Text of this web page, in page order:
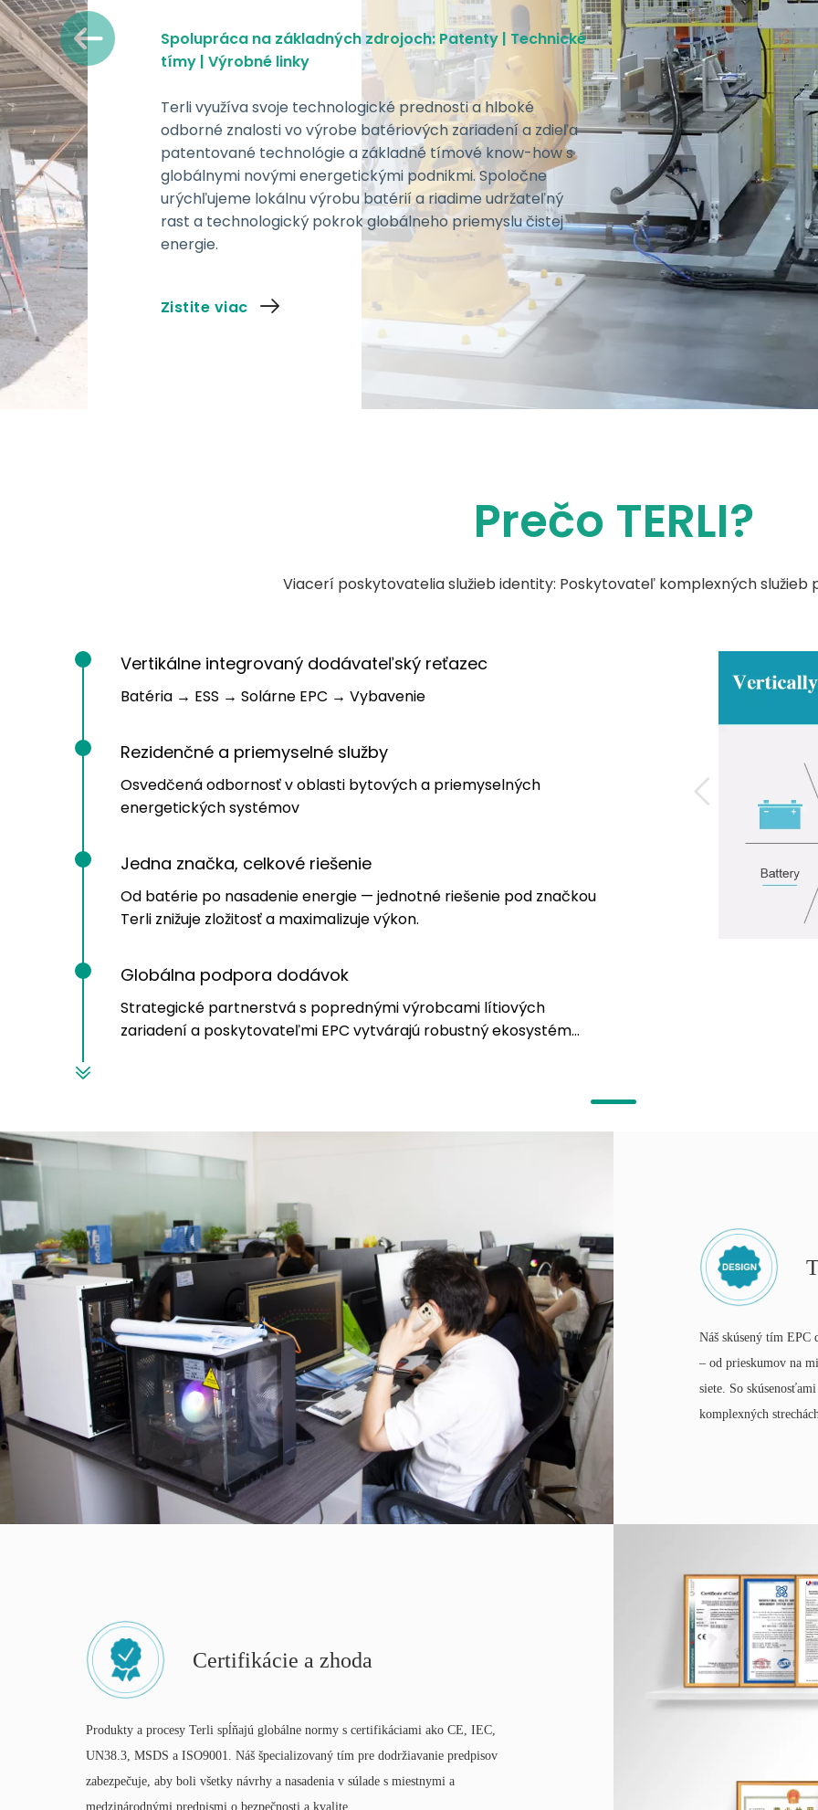
Spolupráca na základných zdrojoch: Patenty | Technické
tímy | Výrobné linky
Terli využíva svoje technologické prednosti a hlboké
odborné znalosti vo výrobe batériových zariadení a zdieľa
patentované technológie a základné tímové know-how s
globálnymi novými energetickými podnikmi. Spoločne
urýchľujeme lokálnu výrobu batérií a riadime udržateľný
rast a technologický pokrok globálneho priemyslu čistej
energie.
Zistite viac
Prečo TERLI?
Viacerí poskytovatelia služieb identity: Poskytovateľ komplexných služieb
Vertikálne integrovaný dodávateľský reťazec
Batéria → ESS → Solárne EPC → Vybavenie
Rezidenčné a priemyselné služby
Osvedčená odbornosť v oblasti bytových a priemyselných
energetických systémov
Jedna značka, celkové riešenie
Od batérie po nasadenie energie — jednotné riešenie pod značkou
Terli znižuje zložitosť a maximalizuje výkon.
Globálna podpora dodávok
Strategické partnerstvá s poprednými výrobcami lítiových
zariadení a poskytovateľmi EPC vytvárajú robustný ekosystém
Náš skúsený tím EPC
– od prieskumov na
siete. So
komplexných
Certifikácie a zhoda
Produkty a procesy Terli spĺňajú globálne normy s certifikáciami ako CE, IEC,
UN38.3, MSDS a ISO9001. Náš špecializovaný tím pre dodržiavanie predpisov
zabezpečuje, aby boli všetky návrhy a nasadenia v súlade s miestnymi a
medzinárodnými predpismi o bezpečnosti a kvalite.